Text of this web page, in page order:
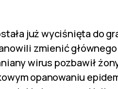
już wyciśnięta do
zmienić głównego
wirus pozbawił
opanowaniu